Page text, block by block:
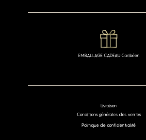
EMBALLAGE CADEAU Caribéen
Politique de confidentialité
Conditions générales des ventes
Livraison